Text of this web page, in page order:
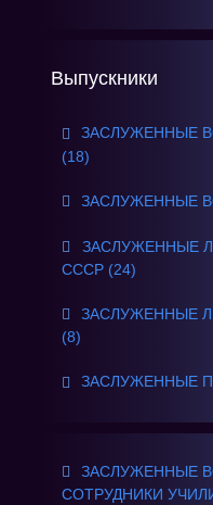
Выпускники
ЗАСЛУЖЕННЫЕ
(18)
ЗАСЛУЖЕННЫЕ
ЗАСЛУЖЕННЫЕ
СССР (24)
ЗАСЛУЖЕННЫЕ
(8)
ЗАСЛУЖЕННЫЕ
ЗАСЛУЖЕННЫЕ
СОТРУДНИКИ